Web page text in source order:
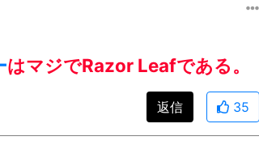
はマジでRazor Leafである。
返信 35